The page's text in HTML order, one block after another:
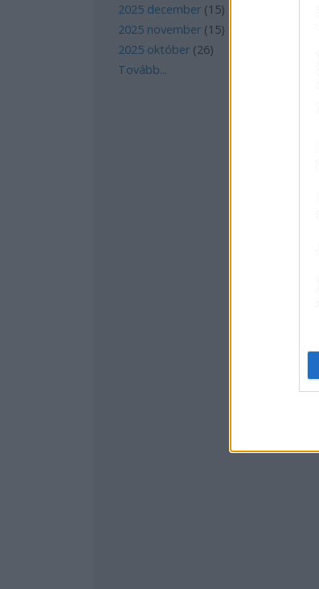
2025 december (15)
2025 november (15)
2025 október (26)
Tovább...